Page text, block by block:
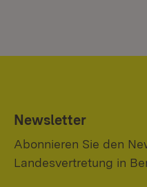
Newsletter
Abonnieren Sie den
Landesvertretung in